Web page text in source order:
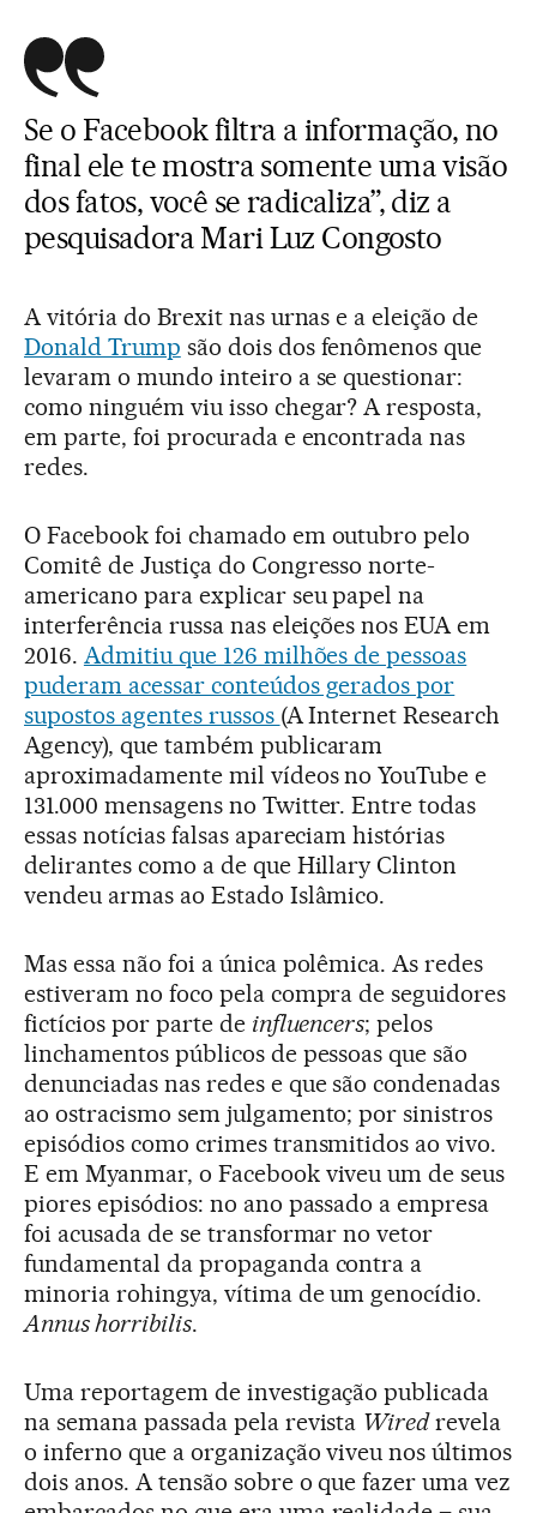
Se o Facebook filtra a informação, no
final ele te mostra somente uma visão
dos fatos, você se radicaliza”, diz a
pesquisadora Mari Luz Congosto
A vitória do Brexit nas urnas e a eleição de
Donald Trump são dois dos fenômenos que
levaram o mundo inteiro a se questionar:
como ninguém viu isso chegar? A resposta,
em parte, foi procurada e encontrada nas
redes.
O Facebook foi chamado em outubro pelo
Comitê de Justiça do Congresso norte-
americano para explicar seu papel na
interferência russa nas eleições nos EUA em
2016. Admitiu que 126 milhões de pessoas
puderam acessar conteúdos gerados por
supostos agentes russos (A Internet Research
Agency), que também publicaram
aproximadamente mil vídeos no YouTube e
131.000 mensagens no Twitter. Entre todas
essas notícias falsas apareciam histórias
delirantes como a de que Hillary Clinton
vendeu armas ao Estado Islâmico.
Mas essa não foi a única polêmica. As redes
estiveram no foco pela compra de seguidores
fictícios por parte de influencers; pelos
linchamentos públicos de pessoas que são
denunciadas nas redes e que são condenadas
ao ostracismo sem julgamento; por sinistros
episódios como crimes transmitidos ao vivo.
E em Myanmar, o Facebook viveu um de seus
piores episódios: no ano passado a empresa
foi acusada de se transformar no vetor
fundamental da propaganda contra a
minoria rohingya, vítima de um genocídio.
Annus horribilis.
Uma reportagem de investigação publicada
na semana passada pela revista Wiredrevela
o inferno que a organização viveu nos últimos
dois anos. A tensão sobre o que fazer uma vez